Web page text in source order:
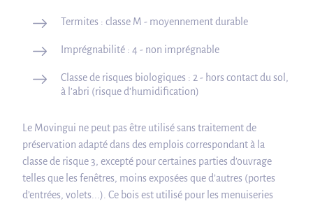
Termites : classe M - moyennement durable
Imprégnabilité : 4 - non imprégnable
Classe de risques biologiques : 2 - hors contact du sol,
à l’abri (risque d’humidification)
Le Movingui ne peut pas être utilisé sans traitement de
préservation adapté dans des emplois correspondant à la
classe de risque 3, excepté pour certaines parties d’ouvrage
telles que les fenêtres, moins exposées que d’autres (portes
d’entrées, volets...). Ce bois est utilisé pour les menuiseries